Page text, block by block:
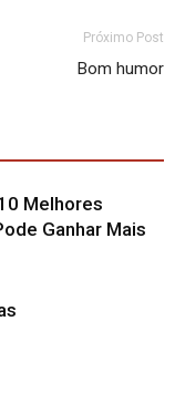
Próximo Post
Bom humor
Melhores
Ganhar Mais